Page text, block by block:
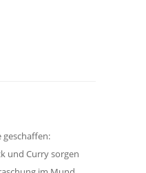
geschaffen:
und Curry sorgen